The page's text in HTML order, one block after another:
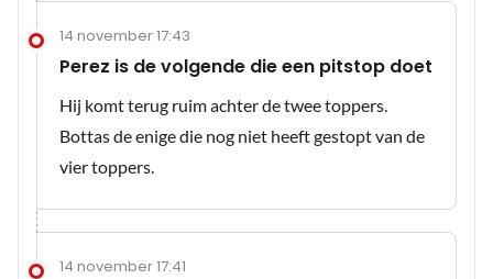
14 november 17:43
Perez is de volgende die een pitstop doet
Hij komt terug ruim achter de twee toppers.
Bottas de enige die nog niet heeft gestopt van de
vier toppers.
14 november 17:41